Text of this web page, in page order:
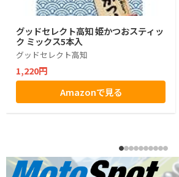
グッドセレクト高知 姫かつおスティッ
ク ミックス5本入
グッドセレクト高知
1,220円
Amazonで見る